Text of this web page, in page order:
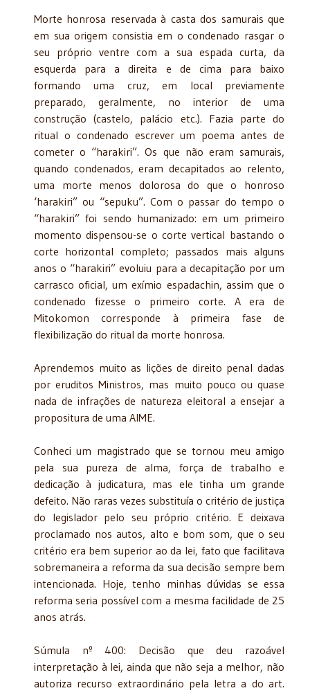
Morte honrosa reservada à casta dos samurais que
em sua origem consistia em o condenado rasgar o
seu próprio ventre com a sua espada curta, da
esquerda para a direita e de cima para baixo
formando uma cruz, em local previamente
preparado, geralmente, no interior de uma
construção (castelo, palácio etc.). Fazia parte do
ritual o condenado escrever um poema antes de
cometer o “harakiri”. Os que não eram samurais,
quando condenados, eram decapitados ao relento,
uma morte menos dolorosa do que o honroso
‘harakiri” ou “sepuku”. Com o passar do tempo o
“harakiri” foi sendo humanizado: em um primeiro
momento dispensou-se o corte vertical bastando o
corte horizontal completo; passados mais alguns
anos o “harakiri” evoluiu para a decapitação por um
carrasco oficial, um exímio espadachin, assim que o
condenado fizesse o primeiro corte. A era de
Mitokomon corresponde à primeira fase de
flexibilização do ritual da morte honrosa.
Aprendemos muito as lições de direito penal dadas
por eruditos Ministros, mas muito pouco ou quase
nada de infrações de natureza eleitoral a ensejar a
propositura de uma AIME.
Conheci um magistrado que se tornou meu amigo
pela sua pureza de alma, força de trabalho e
dedicação à judicatura, mas ele tinha um grande
defeito. Não raras vezes substituía o critério de justiça
do legislador pelo seu próprio critério. E deixava
proclamado nos autos, alto e bom som, que o seu
critério era bem superior ao da lei, fato que facilitava
sobremaneira a reforma da sua decisão sempre bem
intencionada. Hoje, tenho minhas dúvidas se essa
reforma seria possível com a mesma facilidade de 25
anos atrás.
Súmula nº 400: Decisão que deu razoável
interpretação à lei, ainda que não seja a melhor, não
autoriza recurso extraordinário pela letra a do art.